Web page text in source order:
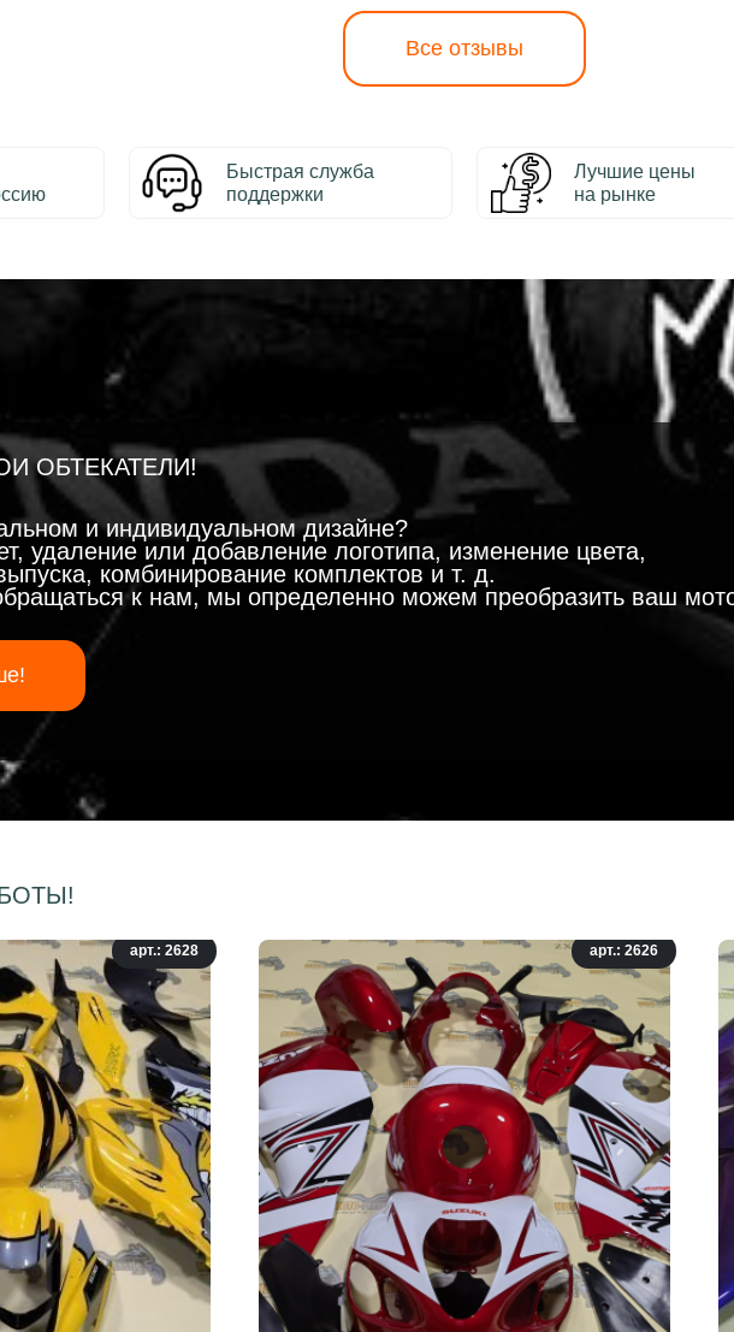
Все отзывы
Быстрая служба
поддержки
Лучшие цены
на рынке
ОБТЕКАТЕЛИ!
и индивидуальном дизайне?
удаление или добавление логотипа, изменение цвета,
комбинирование комплектов и т. д.
к нам, мы определенно можем преобразить ваш
арт.: 2628 арт.: 2626